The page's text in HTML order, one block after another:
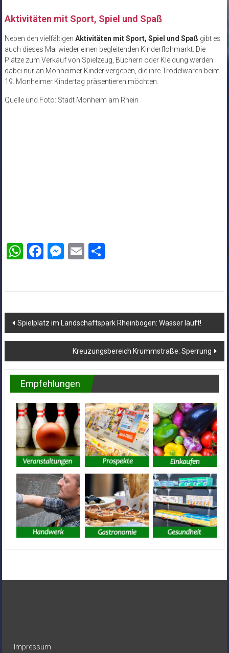
Aktivitäten mit Sport, Spiel und Spaß
Neben den vielfältigen Aktivitäten mit Sport, Spiel und Spaß gibt es
auch dieses Mal wieder einen begleitenden Kinderflohmarkt. Die
Plätze zum Verkauf von Spielzeug, Büchern oder Kleidung werden
dabei nur an Monheimer Kinder vergeben, die ihre Trödelwaren beim
19. Monheimer Kindertag präsentieren möchten.
Quelle und Foto: Stadt Monheim am Rhein
WhatsApp
Facebook
Messenger
Email
Beitragsnavigation
Spielplatz im Landschaftspark Rheinbogen: Wasser läuft!
Kreuzungsbereich Krummstraße: Sperrung
Empfehlungen
Impressum